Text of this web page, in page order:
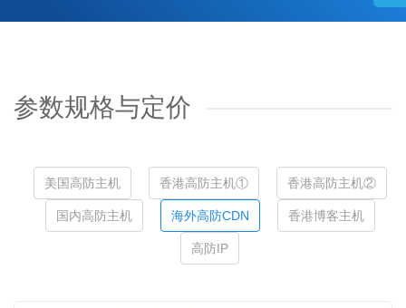
参数规格与定价
美国高防主机 香港高防主机① 香港高防主机②
国内高防主机 海外高防CDN 香港博客主机
高防IP